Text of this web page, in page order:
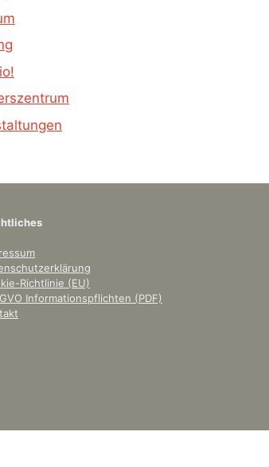
Richtlinie (EU)
Informationspflichten (PDF)